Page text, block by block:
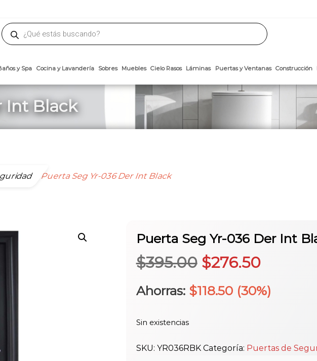
de
productos
Int Black
Puerta Seg Yr-036 Der Int Black
Puerta Seg Yr-036 Der Int
$395.00 El
precio
era:
$276.50El
precio
es:
Ahorras: $118.50 (30%)
Sin existencias
SKU: YR036RBK Categoría: Puertas de